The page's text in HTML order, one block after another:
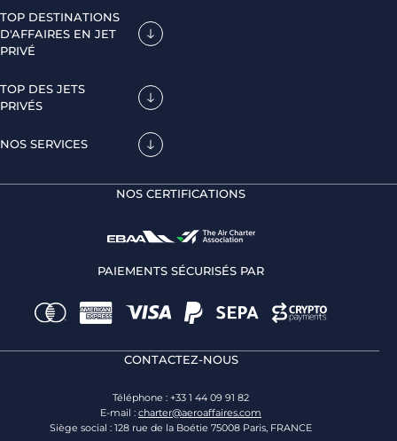
TOP DESTINATIONS
D'AFFAIRES EN JET
PRIVÉ
TOP DES JETS
PRIVÉS
NOS SERVICES
NOS CERTIFICATIONS
PAIEMENTS SÉCURISÉS PAR
CONTACTEZ-NOUS
Téléphone : +33 1 44 09 91 82
E-mail : charter@aeroaffaires.com
Siège social : 128 rue de la Boétie 75008 Paris, FRANCE